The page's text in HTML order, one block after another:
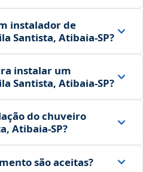
instalador de
Santista, Atibaia‑SP?
instalar um
Santista, Atibaia‑SP?
do chuveiro
Atibaia‑SP?
são aceitas?